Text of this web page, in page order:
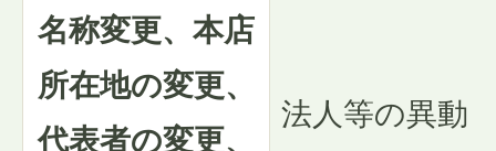
名称変更、本店
所在地の変更、
代表者の変更、
法人等の異動